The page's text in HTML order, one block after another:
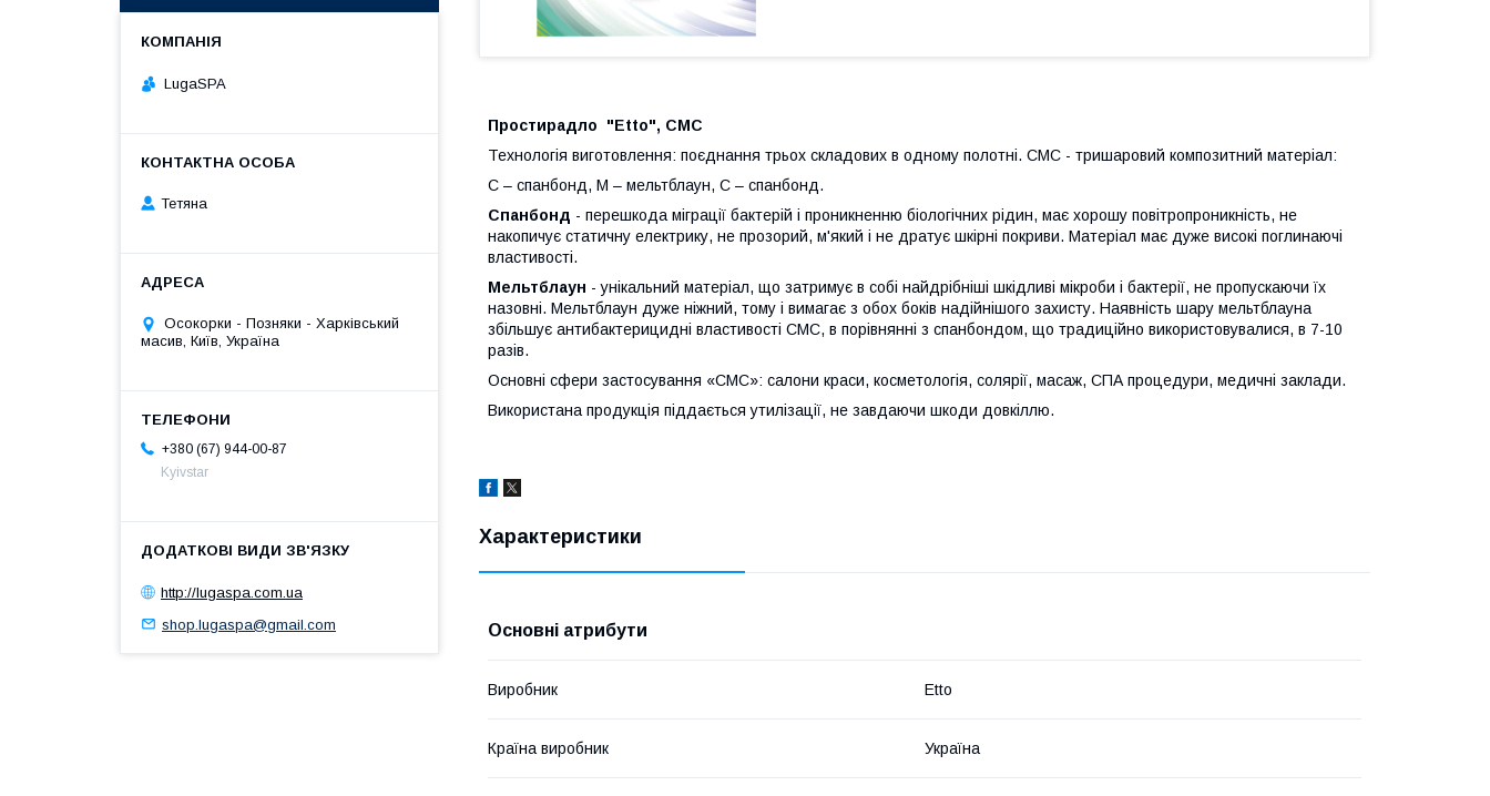
Простирадло "Etto", СМС
Технологія виготовлення: поєднання трьох складових в одному полотні. СМС - тришаровий композитний матеріал:
С – спанбонд, М – мельтблаун, С – спанбонд.
Спанбонд - перешкода міграції бактерій і проникненню біологічних рідин, має хорошу повітропроникність, не
накопичує статичну електрику, не прозорий, м'який і не дратує шкірні покриви. Матеріал має дуже високі поглинаючі
властивості.
Мельтблаун - унікальний матеріал, що затримує в собі найдрібніші шкідливі мікроби і бактерії, не пропускаючи їх
назовні. Мельтблаун дуже ніжний, тому і вимагає з обох боків надійнішого захисту. Наявність шару мельтблауна
збільшує антибактерицидні властивості СМС, в порівнянні з спанбондом, що традиційно використовувалися, в 7-10
разів.
Основні сфери застосування «СМС»: салони краси, косметологія, солярії, масаж, СПА процедури, медичні заклади.
Використана продукція піддається утилізації, не завдаючи шкоди довкіллю.
Характеристики
Основні атрибути
Виробник Etto
Країна виробник Україна
LugaSPA
Тетяна
Осокорки - Позняки - Харківський
масив, Київ, Україна
+380 (67) 944-00-87
Kyivstar
http://lugaspa.com.ua
shop.lugaspa@gmail.com